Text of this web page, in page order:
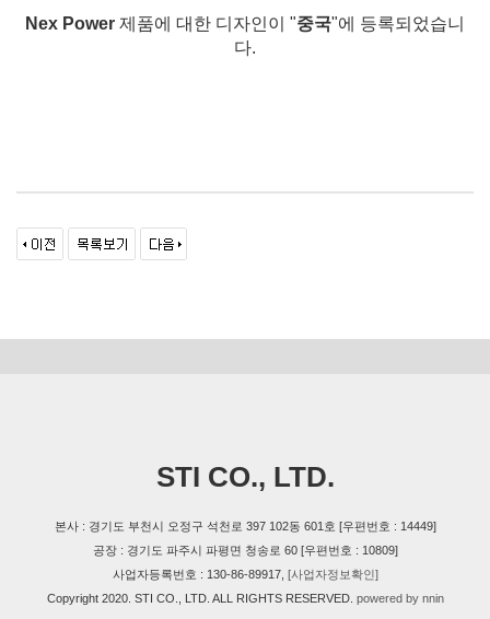
Nex Power 제품에 대한 디자인이 "중국"에 등록되었습니
다.
STI CO., LTD.
본사 : 경기도 부천시 오정구 석천로 397 102동 601호 [우편번호 : 14449]
공장 : 경기도 파주시 파평면 청송로 60 [우편번호 : 10809]
사업자등록번호 : 130-86-89917, [사업자정보확인]
Copyright 2020. STI CO., LTD. ALL RIGHTS RESERVED. powered by nnin